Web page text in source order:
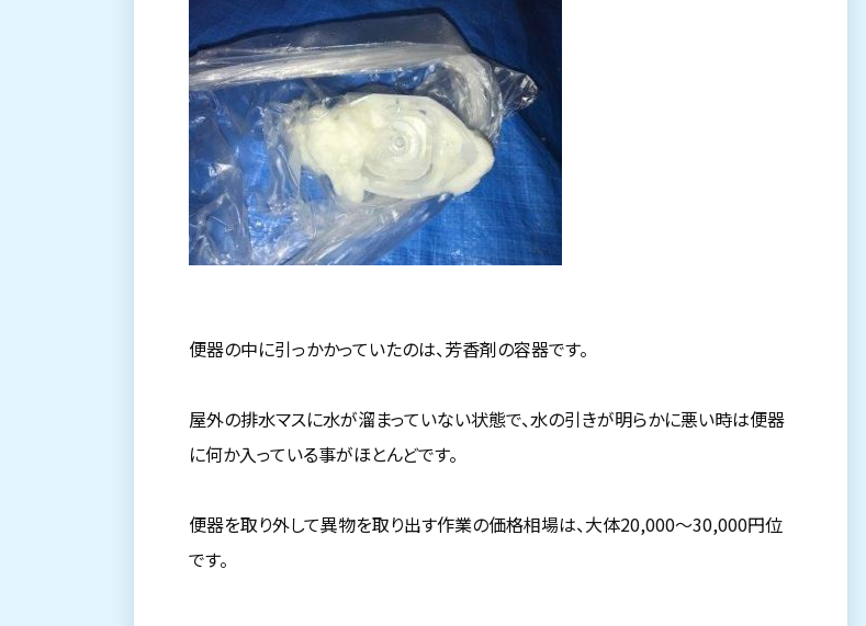
便器の中に引っかかっていたのは、芳香剤の容器です。
屋外の排水マスに水が溜まっていない状態で、水の引きが明らかに悪い時は便器
に何か入っている事がほとんどです。
便器を取り外して異物を取り出す作業の価格相場は、大体20,000～30,000円位
です。